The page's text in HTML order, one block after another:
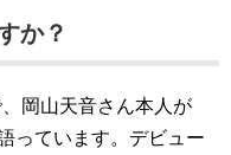
か？
岡山天音さん本人が
っています。デビュー